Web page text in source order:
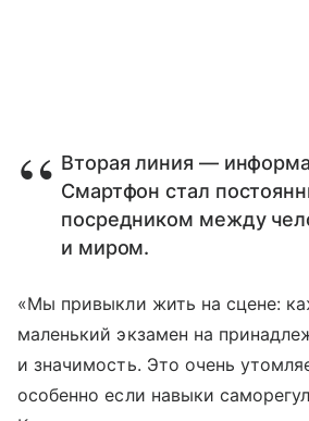
Вторая линия —
Смартфон стал
посредником между
и миром.
«Мы привыкли жить на сцене:
маленький экзамен на
и значимость. Это очень
особенно если навыки